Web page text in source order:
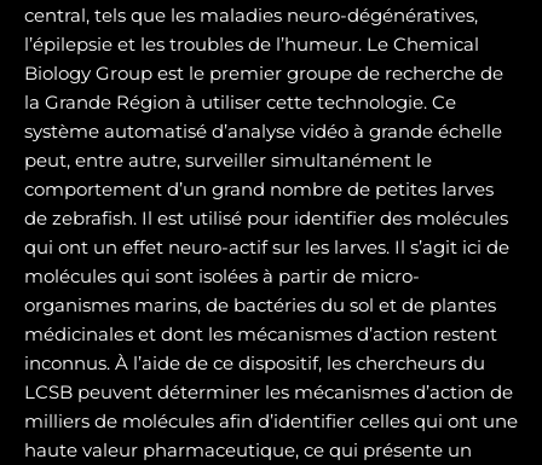
central, tels que les maladies neuro-dégénératives,
l’épilepsie et les troubles de l’humeur. Le Chemical
Biology Group est le premier groupe de recherche de
la Grande Région à utiliser cette technologie. Ce
système automatisé d’analyse vidéo à grande échelle
peut, entre autre, surveiller simultanément le
comportement d’un grand nombre de petites larves
de zebrafish. Il est utilisé pour identifier des molécules
qui ont un effet neuro-actif sur les larves. Il s’agit ici de
molécules qui sont isolées à partir de micro-
organismes marins, de bactéries du sol et de plantes
médicinales et dont les mécanismes d’action restent
inconnus. À l’aide de ce dispositif, les chercheurs du
LCSB peuvent déterminer les mécanismes d’action de
milliers de molécules afin d’identifier celles qui ont une
haute valeur pharmaceutique, ce qui présente un